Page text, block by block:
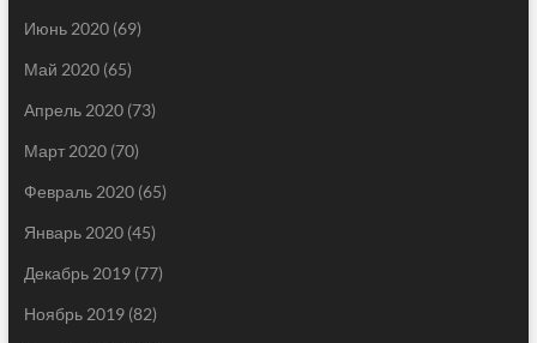
Июнь 2020(69)
Май 2020(65)
Апрель 2020(73)
Март 2020(70)
Февраль 2020(65)
Январь 2020(45)
Декабрь 2019(77)
Ноябрь 2019(82)